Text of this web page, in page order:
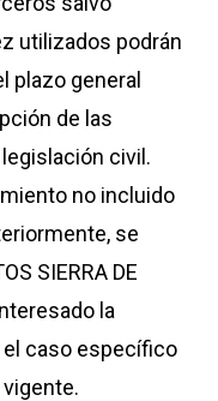
utilizados podrán
plazo general
de las
civil.
no incluido
se
SIERRA DE
la
caso específico